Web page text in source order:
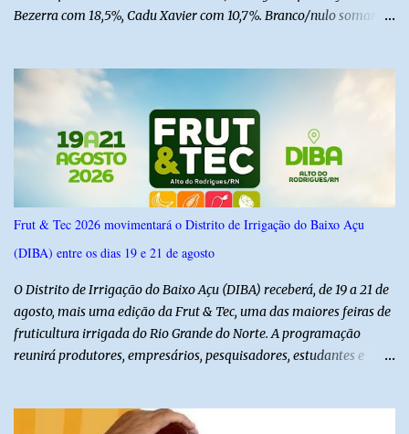
Bezerra com 18,5%, Cadu Xavier com 10,7%. Branco/nulo somaram
do Norte entre os dias 18 e 22 de junho de 2026. O levantamento
possui margem de erro de 2,5 pontos percentuais e nível de
confiança de 95%. Registro no TSE: RN-09520/2026
Frut & Tec 2026 movimentará o Distrito de Irrigação do Baixo Açu
(DIBA) entre os dias 19 e 21 de agosto
O Distrito de Irrigação do Baixo Açu (DIBA) receberá, de 19 a 21 de
agosto, mais uma edição da Frut & Tec, uma das maiores feiras de
fruticultura irrigada do Rio Grande do Norte. A programação
reunirá produtores, empresários, pesquisadores, estudantes e
instituições e tecnologias voltadas ao setor. Além das atividades